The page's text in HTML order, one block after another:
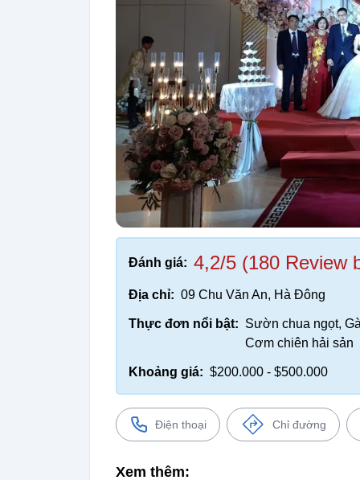
Đánh giá: 4,2/5 (180 Review
Địa chỉ: 09 Chu Văn An, Hà Đông
Thực đơn nổi bật: Sườn chua ngọt,
Cơm chiên hải sản
Khoảng giá: $200.000 - $500.000
Điện thoại Chỉ đường
Xem thêm: